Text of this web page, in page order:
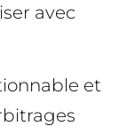
avec
et